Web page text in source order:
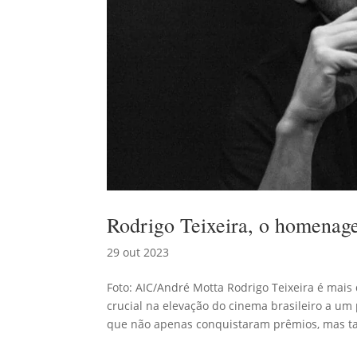
Rodrigo Teixeira, o
29 out 2023
Foto: AIC/André Motta Rodrigo Teixeira é
crucial na elevação do cinema brasileiro a
que não apenas conquistaram prêmios, mas